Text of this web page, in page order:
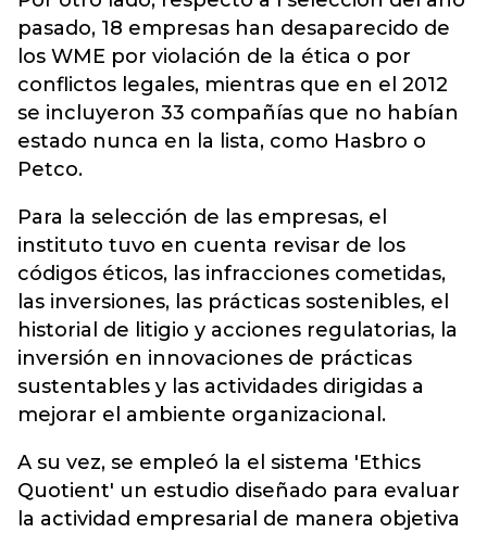
pasado, 18 empresas han desaparecido de
los WME por violación de la ética o por
conflictos legales, mientras que en el 2012
se incluyeron 33 compañías que no habían
estado nunca en la lista, como Hasbro o
Petco.
Para la selección de las empresas, el
instituto tuvo en cuenta revisar de los
códigos éticos, las infracciones cometidas,
las inversiones, las prácticas sostenibles, el
historial de litigio y acciones regulatorias, la
inversión en innovaciones de prácticas
sustentables y las actividades dirigidas a
mejorar el ambiente organizacional.
A su vez, se empleó la el sistema 'Ethics
Quotient' un estudio diseñado para evaluar
la actividad empresarial de manera objetiva